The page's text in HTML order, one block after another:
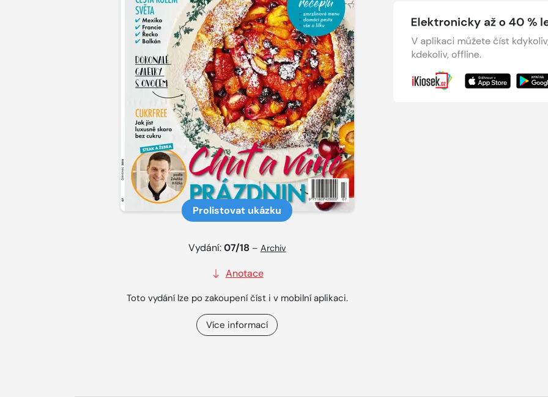
Prolistovat ukázku
Vydání:07/18 – Archiv
Anotace
Toto vydání lze po zakoupení číst i v mobilní aplikaci.
Více informací